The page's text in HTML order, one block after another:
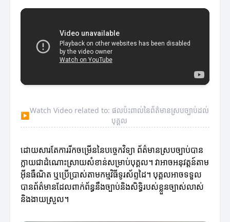
▶
Watch Video related to: ផលប៉ះពាល់នៃព័ត៌មានស្របច្បាប់ដល់
បុគ្គល
ដោយសារតែការរីកចម្រើននៃបច្ចេកវិទ្យា ព័ត៌មានស្របច្បាប់បាន
ក្លាយជាដំណោះស្រាយសំខាន់សម្រាប់បុគ្គល។ វាអាចអនុវត្តន៍តាម
អ៊ីនធឺណិត ឬប្រើប្រាស់តាមកម្មវិធីទូរស័ព្ទដៃ។ បុគ្គលអាចទទួល
បានព័ត៌មានដែលពាក់ព័ន្ធនឹងច្បាប់និងសិទ្ធិរបស់ខ្លួនច្បាស់លាស់
និងងាយស្រួល។